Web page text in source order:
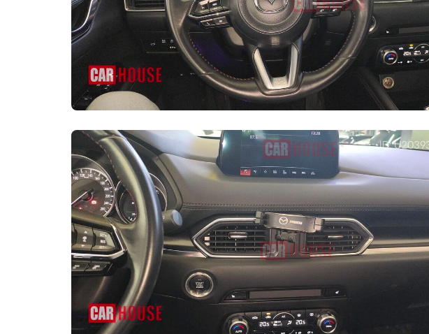
Тип стояночного
тормоза
Электронный
стояночный тормоз
Размер передней шины 225/55 R19
Подушка безопасности водителя
Передние головные подушки
безопасности (воздушные занавески)
Напоминание о непристегнутом ремне
безопасности
Противобуксовочная система